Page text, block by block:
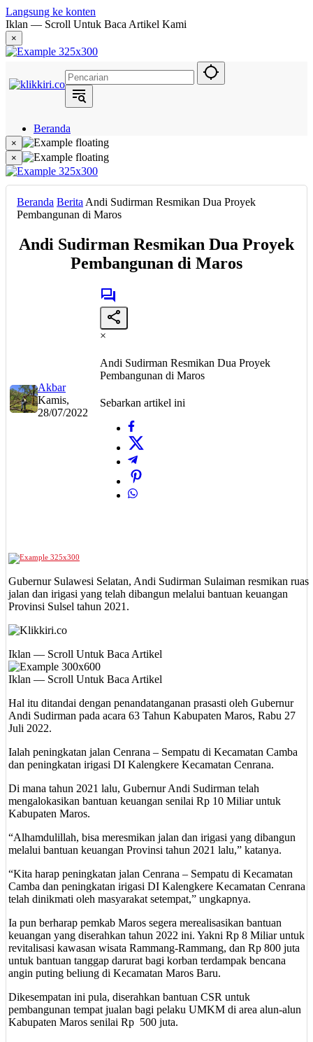
Langsung ke konten
Iklan — Scroll Untuk Baca Artikel Kami
×
Beranda
Hukum
Berita
Politik
Narasi
Metropolis
Eksekutif
×
×
Beranda Berita Andi Sudirman Resmikan Dua Proyek
Pembangunan di Maros
Andi Sudirman Resmikan Dua Proyek
Pembangunan di Maros
Akbar
Kamis,
28/07/2022
×
Andi Sudirman Resmikan Dua Proyek
Pembangunan di Maros
Sebarkan artikel ini
Gubernur Sulawesi Selatan, Andi Sudirman Sulaiman resmikan ruas
jalan dan irigasi yang telah dibangun melalui bantuan keuangan
Provinsi Sulsel tahun 2021.
Iklan — Scroll Untuk Baca Artikel
Iklan — Scroll Untuk Baca Artikel
Hal itu ditandai dengan penandatanganan prasasti oleh Gubernur
Andi Sudirman pada acara 63 Tahun Kabupaten Maros, Rabu 27
Juli 2022.
Ialah peningkatan jalan Cenrana – Sempatu di Kecamatan Camba
dan peningkatan irigasi DI Kalengkere Kecamatan Cenrana.
Di mana tahun 2021 lalu, Gubernur Andi Sudirman telah
mengalokasikan bantuan keuangan senilai Rp 10 Miliar untuk
Kabupaten Maros.
“Alhamdulillah, bisa meresmikan jalan dan irigasi yang dibangun
melalui bantuan keuangan Provinsi tahun 2021 lalu,” katanya.
“Kita harap peningkatan jalan Cenrana – Sempatu di Kecamatan
Camba dan peningkatan irigasi DI Kalengkere Kecamatan Cenrana
telah dinikmati oleh masyarakat setempat,” ungkapnya.
Ia pun berharap pemkab Maros segera merealisasikan bantuan
keuangan yang diserahkan tahun 2022 ini. Yakni Rp 8 Miliar untuk
revitalisasi kawasan wisata Rammang-Rammang, dan Rp 800 juta
untuk bantuan tanggap darurat bagi korban terdampak bencana
angin puting beliung di Kecamatan Maros Baru.
Dikesempatan ini pula, diserahkan bantuan CSR untuk
pembangunan tempat jualan bagi pelaku UMKM di area alun-alun
Kabupaten Maros senilai Rp 500 juta.